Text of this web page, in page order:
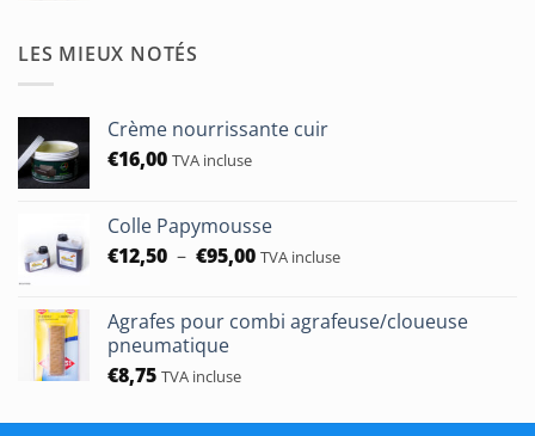
LES MIEUX NOTÉS
Crème nourrissante cuir
€16,00 TVA incluse
Colle Papymousse
€12,50 – €95,00Plage
€12,50
TVA incluse
Agrafes pour combi agrafeuse/cloueuse
pneumatique
€8,75 TVA incluse